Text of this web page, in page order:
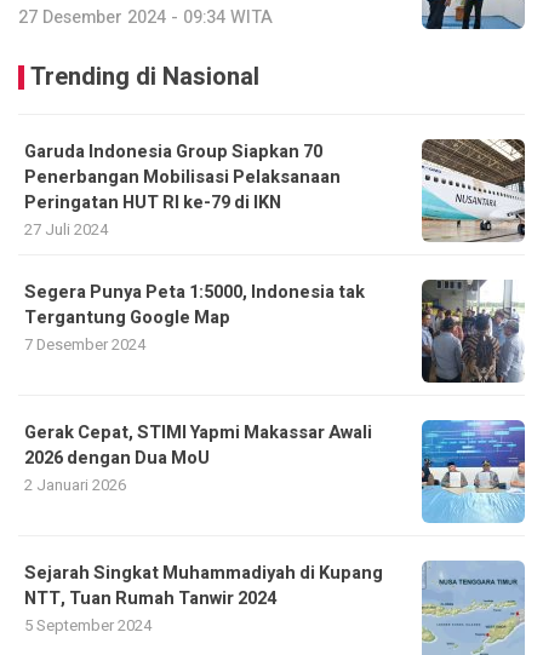
27 Desember 2024 - 09:34 WITA
Trending di Nasional
Garuda Indonesia Group Siapkan 70
Penerbangan Mobilisasi Pelaksanaan
Peringatan HUT RI ke-79 di IKN
27 Juli 2024
Segera Punya Peta 1:5000, Indonesia tak
Tergantung Google Map
7 Desember 2024
Gerak Cepat, STIMI Yapmi Makassar Awali
2026 dengan Dua MoU
2 Januari 2026
Sejarah Singkat Muhammadiyah di Kupang
NTT, Tuan Rumah Tanwir 2024
5 September 2024